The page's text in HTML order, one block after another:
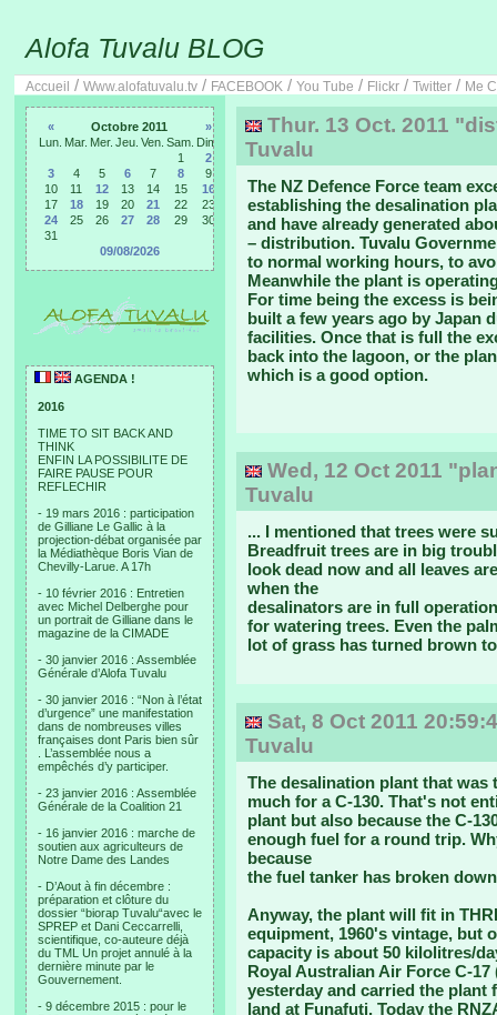
Alofa Tuvalu BLOG
Accueil / Www.alofatuvalu.tv / FACEBOOK / You Tube / Flickr / Twitter / Me
« Octobre 2011
»
Lun. Mar. Mer. Jeu. Ven. Sam. Dim.
1
2
3
4 5 6 7 8
9
10
11 12 13 14 15
16
17
18 19 20 21 22
23
24
25 26 27 28 29
30
31
09/08/2026
AGENDA !
2016
TIME TO SIT BACK AND
THINK
ENFIN LA POSSIBILITE DE
FAIRE PAUSE POUR
REFLECHIR
- 19 mars 2016 : participation
de Gilliane Le Gallic à la
projection-débat organisée par
la Médiathèque Boris Vian de
Chevilly-Larue. A 17h
- 10 février 2016 : Entretien
avec Michel Delberghe pour
un portrait de Gilliane dans le
magazine de la CIMADE
- 30 janvier 2016 : Assemblée
Générale d’Alofa Tuvalu
- 30 janvier 2016 : “Non à l’état
d’urgence” une manifestation
dans de nombreuses villes
françaises dont Paris bien sûr
. L’assemblée nous a
empêchés d’y participer.
- 23 janvier 2016 : Assemblée
Générale de la Coalition 21
- 16 janvier 2016 : marche de
soutien aux agriculteurs de
Notre Dame des Landes
- D’Aout à fin décembre :
préparation et clôture du
dossier “biorap Tuvalu“avec le
SPREP et Dani Ceccarrelli,
scientifique, co-auteure déjà
du TML Un projet annulé à la
dernière minute par le
Gouvernement.
- 9 décembre 2015 : pour le
Thur. 13 Oct. 2011
Tuvalu
The NZ Defence Force team
establishing the desalination
and have already generated
– distribution. Tuvalu
to normal working hours, to
Meanwhile the plant is
For time being the excess is
built a few years ago by Japan
facilities. Once that is full the
back into the lagoon, or the
which is a good option.
Wed, 12 Oct 2011
Tuvalu
... I mentioned that trees were
Breadfruit trees are in big
look dead now and all leaves
when the
desalinators are in full
for watering trees. Even the
lot of grass has turned brown
Sat, 8 Oct 2011
Tuvalu
The desalination plant that was
much for a C-130. That's not
plant but also because the C-
enough fuel for a round trip.
because
the fuel tanker has broken
Anyway, the plant will fit in
equipment, 1960's vintage, but
capacity is about 50 kilolitres/
Royal Australian Air Force C-
yesterday and carried the plant
land at Funafuti. Today the